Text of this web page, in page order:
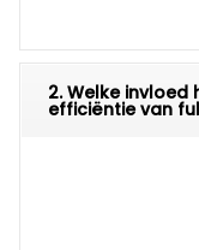
2. Welke
efficiëntie van